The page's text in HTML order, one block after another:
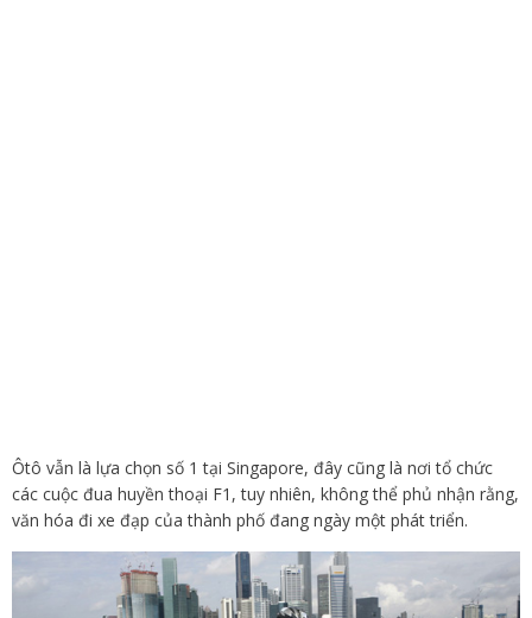
Ôtô vẫn là lựa chọn số 1 tại Singapore, đây cũng là nơi tổ chức
các cuộc đua huyền thoại F1, tuy nhiên, không thể phủ nhận rằng,
văn hóa đi xe đạp của thành phố đang ngày một phát triển.